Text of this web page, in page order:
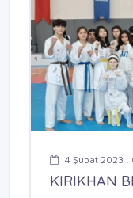
4 Şubat 2023 ,
KIRIKHAN